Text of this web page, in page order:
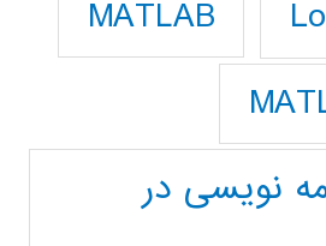
MATLAB
نویسی در